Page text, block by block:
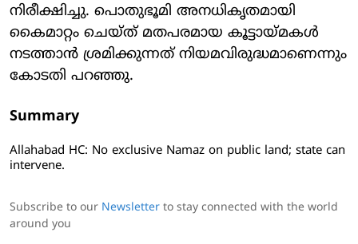
നിരീക്ഷിച്ചു. പൊതുഭൂമി അനധികൃതമായി
കൈമാറ്റം ചെയ്ത് മതപരമായ കൂട്ടായ്മകള്‍
നടത്താന്‍ ശ്രമിക്കുന്നത് നിയമവിരുദ്ധമാണെന്നും
കോടതി പറഞ്ഞു.
Summary
Allahabad HC: No exclusive Namaz on public land; state can
intervene.
Subscribe to our Newsletter to stay connected with the world
around you